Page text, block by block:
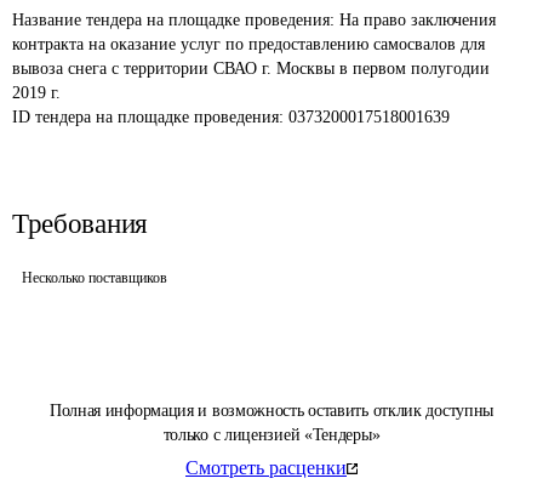
Полная информация и возможность оставить отклик доступны
только с лицензией «Тендеры»
Смотреть расценки
Название тендера на площадке проведения: На право заключения
контракта на оказание услуг по предоставлению самосвалов для
вывоза снега с территории СВАО г. Москвы в первом полугодии
2019 г.
ID тендера на площадке проведения: 0373200017518001639
Требования
Несколько поставщиков